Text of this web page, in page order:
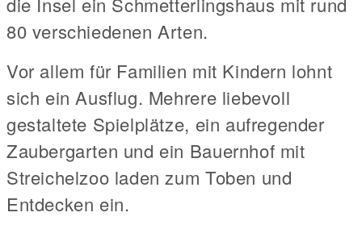
80 verschiedenen Arten.
Vor allem für Familien mit Kindern lohnt
sich ein Ausflug. Mehrere liebevoll
gestaltete Spielplätze, ein aufregender
Zaubergarten und ein Bauernhof mit
Streichelzoo laden zum Toben und
Entdecken ein.